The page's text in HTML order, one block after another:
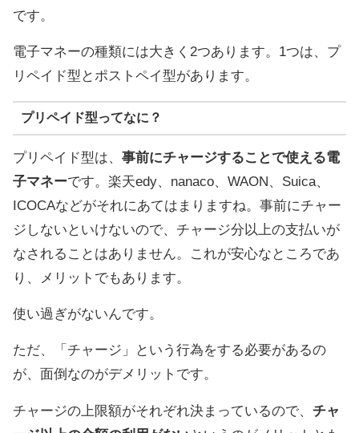
です。
電子マネーの種類には大きく2つあります。1つは、プ
リペイド型とポストペイ型があります。
プリペイド型ってなに？
プリペイド型は、 事前にチャージすることで使える電
子マネーです。楽天edy、nanaco、WAON、Suica、
ICOCAなどがそれにあてはまりますね。事前にチャー
ジしないといけないので、チャージ分以上の支払いが
なされることはありません。これが安心なところであ
り、メリットでもあります。
使い過ぎがないんです。
ただ、「チャージ」という行為をする必要があるの
が、面倒なのがデメリットです。
チャージの上限額がそれぞれ決まっているので、 チャ